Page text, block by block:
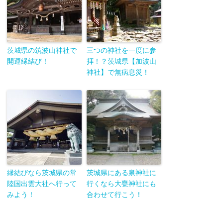
茨城県の筑波山神社で
開運縁結び！
三つの神社を一度に参
拝！？茨城県【加波山
神社】で無病息災！
縁結びなら茨城県の常
陸国出雲大社へ行って
みよう！
茨城県にある泉神社に
行くなら大甕神社にも
合わせて行こう！